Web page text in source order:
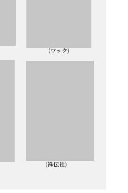
(ワック)
(祥伝社)